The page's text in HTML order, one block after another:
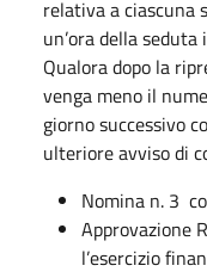
relativa a ciascuna
un’ora della seduta
Qualora dopo la
venga meno il
giorno successivo
ulteriore avviso di
Nomina n. 3
Approvazione
l’esercizio